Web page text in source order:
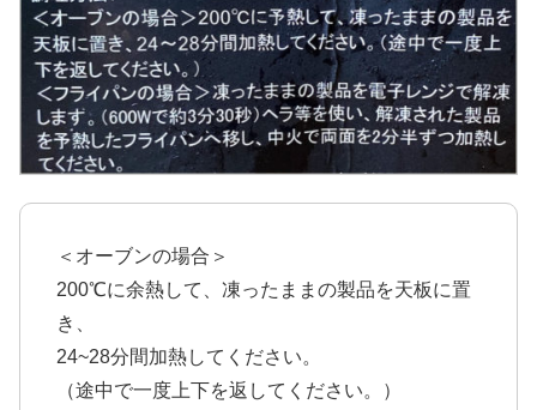
＜オーブンの場合＞
200℃に余熱して、凍ったままの製品を天板に置
き、
24~28分間加熱してください。
（途中で一度上下を返してください。）